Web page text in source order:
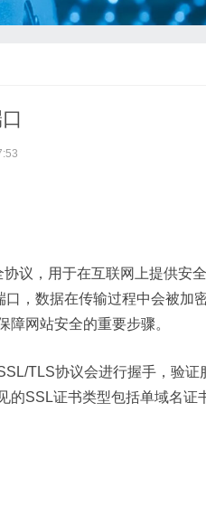
议，用于在互联网上提供安全
，数据在传输过程中会被加
网站安全的重要步骤。
TLS协议会进行握手，验证
的SSL证书类型包括单域名证